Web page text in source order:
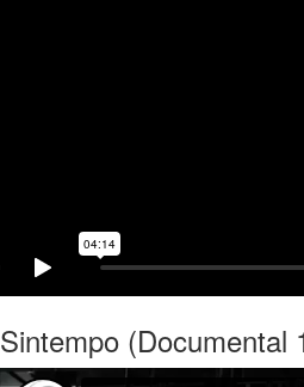
Sintempo (Documental